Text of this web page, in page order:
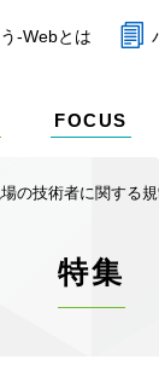
-Webとは
FOCUS
の技術者に関する
特集